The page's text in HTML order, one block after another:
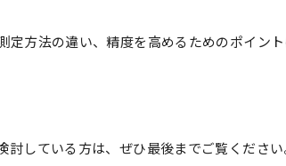
定方法の違い、精度を高めるためのポイン
している方は、ぜひ最後までご覧ください